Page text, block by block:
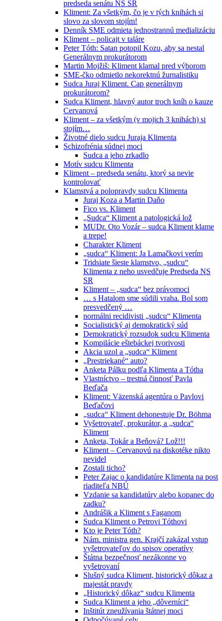
predseda senátu NS SR
Kliment: Za všetkým, čo je v tých knihách si
slovo za slovom stojím!
Denník SME odmieta jednostrannú medializáciu
Kliment – policajt v taláre
Peter Tóth: Satan potopil Kozu, aby sa nestal
Generálnym prokurátorom
Martin Mojžiš: Kliment klamal pred výborom
SME-čko odmietlo nekorektnú žurnalistiku
Sudca Juraj Kliment. Cap generálnym
prokurátorom?
Sudca Kliment, hlavný autor troch kníh o kauze
Cervanová
Kliment – za všetkým (v mojich 3 knihách) si
stojím…
Životné dielo sudcu Juraja Klimenta
Schizofrénia súdnej moci
Sudca a jeho zrkadlo
Motív sudcu Klimenta
Kliment – predseda senátu, ktorý sa nevie
kontrolovať
Klamstvá a polopravdy sudcu Klimenta
Juraj Koza a Martin Daňo
Fico vs. Kliment
„Sudca“ Kliment a patologická lož
MUDr. Oto Vozár – sudca Kliment klame
a trepe!
Charakter Kliment
„sudca“ Kliment: Ja Lamačkovi verím
Tridsiate šieste klamstvo, „sudcu“
Klimenta z neho usvedčuje Predseda NS
SR
Kliment – „sudca“ bez právomoci
… s Hatalom sme súdili vraha. Bol som
presvedčený …
normálni recidivisti „sudcu“ Klimenta
Socialistický aj demokratický súd
Demokratický rozsudok sudcu Klimenta
Kompilácie eštebáckej tvorivosti
Akcia uzol a „sudca“ Kliment
„Prestriekané“ auto?
Anketa Pálku podľa Klimenta a Tótha
Vlastníctvo – trestná činnosť Pavla
Beďača
Kliment: Väzenská agentúra o Pavlovi
Beďačovi
„sudca“ Kliment dehonestuje Dr. Böhma
Vyšetrovateľ, prokurátor, a „sudca“
Kliment
Anketa, Tokár a Beňová? Lož!!!
Kliment – Cervanovú na diskotéke nikto
nevidel
Zostali ticho?
Peter Zajac o kandidatúre Klimenta na post
riaditeľa NBÚ
Vzdanie sa kandidatúry alebo kopanec do
zadku?
Andrášik a Kliment s Faganom
Sudca Kliment o Petrovi Tóthovi
Kto je Peter Tóth?
Nám. ministra gen. Krajčí zakázal vstup
vyšetrovateľov do spisov operatívy
Štátna bezpečnosť nezákonne vo
vyšetrovaní
Slušný sudca Kliment, historický dôkaz a
majestát pravdy
„Historický dôkaz“ sudcu Klimenta
Sudca Kliment a jeho „dôverníci“
Inštitút zneužívania štátnej moci